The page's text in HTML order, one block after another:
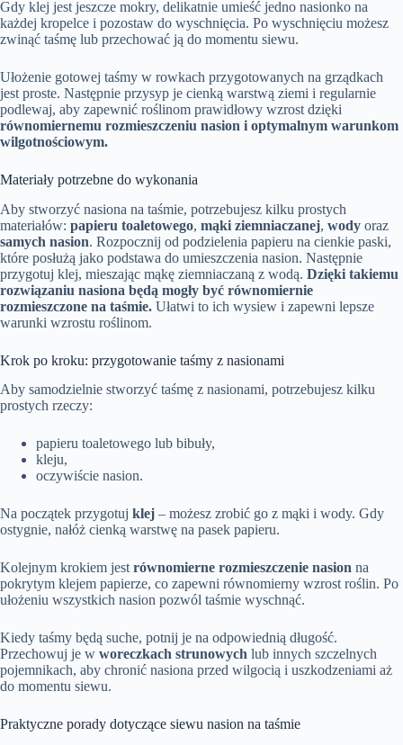
Gdy klej jest jeszcze mokry, delikatnie umieść jedno nasionko na
każdej kropelce i pozostaw do wyschnięcia. Po wyschnięciu możesz
zwinąć taśmę lub przechować ją do momentu siewu.
Ułożenie gotowej taśmy w rowkach przygotowanych na grządkach
jest proste. Następnie przysyp je cienką warstwą ziemi i regularnie
podlewaj, aby zapewnić roślinom prawidłowy wzrost dzięki
równomiernemu rozmieszczeniu nasion i optymalnym warunkom
wilgotnościowym.
Materiały potrzebne do wykonania
Aby stworzyć nasiona na taśmie, potrzebujesz kilku prostych
materiałów: papieru toaletowego, mąki ziemniaczanej, wody oraz
samych nasion. Rozpocznij od podzielenia papieru na cienkie paski,
które posłużą jako podstawa do umieszczenia nasion. Następnie
przygotuj klej, mieszając mąkę ziemniaczaną z wodą. Dzięki takiemu
rozwiązaniu nasiona będą mogły być równomiernie
rozmieszczone na taśmie. Ułatwi to ich wysiew i zapewni lepsze
warunki wzrostu roślinom.
Krok po kroku: przygotowanie taśmy z nasionami
Aby samodzielnie stworzyć taśmę z nasionami, potrzebujesz kilku
prostych rzeczy:
papieru toaletowego lub bibuły,
kleju,
oczywiście nasion.
Na początek przygotuj klej – możesz zrobić go z mąki i wody. Gdy
ostygnie, nałóż cienką warstwę na pasek papieru.
Kolejnym krokiem jest równomierne rozmieszczenie nasion na
pokrytym klejem papierze, co zapewni równomierny wzrost roślin. Po
ułożeniu wszystkich nasion pozwól taśmie wyschnąć.
Kiedy taśmy będą suche, potnij je na odpowiednią długość.
Przechowuj je w woreczkach strunowych lub innych szczelnych
pojemnikach, aby chronić nasiona przed wilgocią i uszkodzeniami aż
do momentu siewu.
Praktyczne porady dotyczące siewu nasion na taśmie